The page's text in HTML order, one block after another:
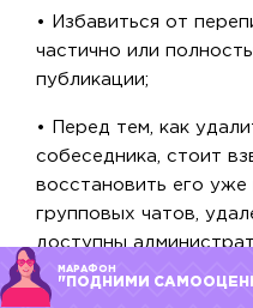
• Избавиться от
частично или
публикации;
• Перед тем, как
собеседника, стоит
восстановить его уже
групповых чатов,
доступны
«Недавние действия»;
МАРАФОН
"ПОДНИМИ